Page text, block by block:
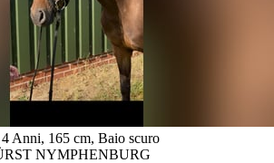
Anni, 165 cm, Baio scuro
NYMPHENBURG